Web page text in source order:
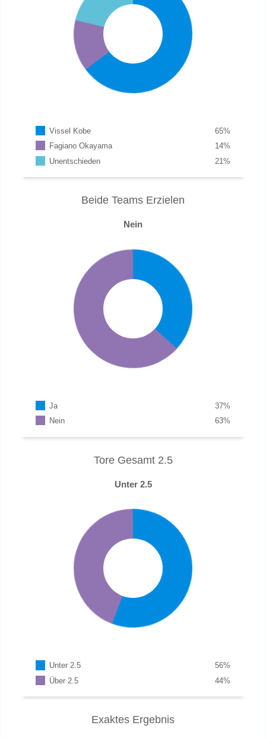
Vissel Kobe %
65
Fagiano Okayama
%
14
Unentschieden
%
21
Beide Teams Erzielen
Nein
Ja %
37
Nein
%
63
Tore Gesamt 2.5
Unter 2.5
Unter 2.5 %
56
Über 2.5
%
44
Exaktes Ergebnis